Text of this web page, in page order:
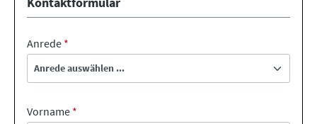
Anrede *
Vorname *